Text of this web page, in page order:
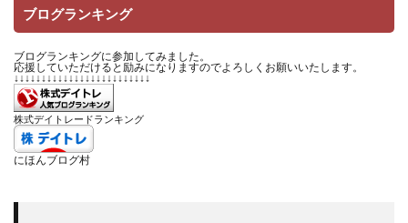
ブログランキング
ブログランキングに参加してみました。
応援していただけると励みになりますのでよろしくお願いいたします。
↓↓↓↓↓↓↓↓↓↓↓↓↓↓↓↓↓↓↓↓↓↓↓↓↓
株式デイトレードランキング
にほんブログ村